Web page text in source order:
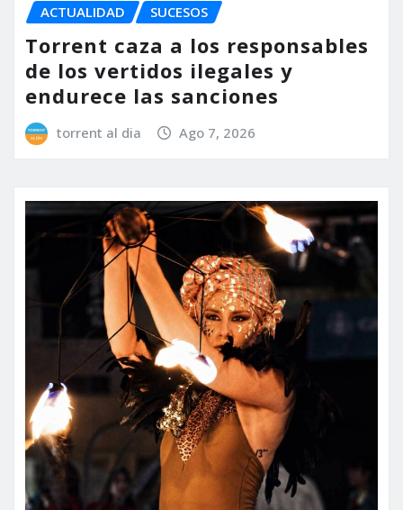
ACTUALIDAD SUCESOS
Torrent caza a los responsables
de los vertidos ilegales y
endurece las sanciones
torrent al dia Ago 7, 2026